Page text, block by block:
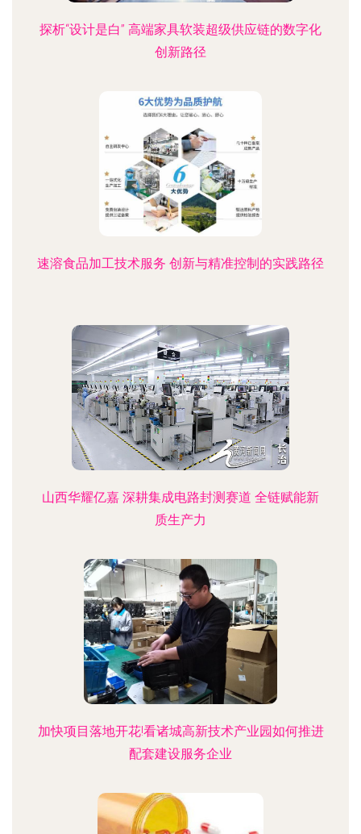
探析“设计是白” 高端家具软装超级供应链的数字化
创新路径
速溶食品加工技术服务 创新与精准控制的实践路径
山西华耀亿嘉 深耕集成电路封测赛道 全链赋能新
质生产力
加快项目落地开花!看诸城高新技术产业园如何推进
配套建设服务企业